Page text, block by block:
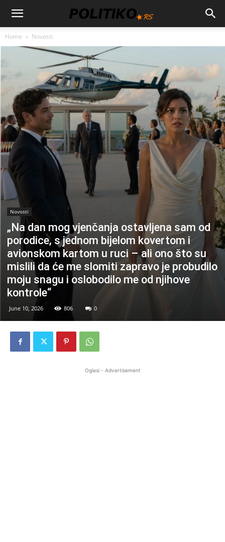
Home Novosti
Novosti
„Na dan mog vjenčanja ostavljena sam od
porodice, s jednom bijelom kovertom i
avionskom kartom u ruci – ali ono što su
mislili da će me slomiti zapravo je probudilo
moju snagu i oslobodilo me od njihove
kontrole“
June 10, 2026 806 0
Oglasi - Advertisement